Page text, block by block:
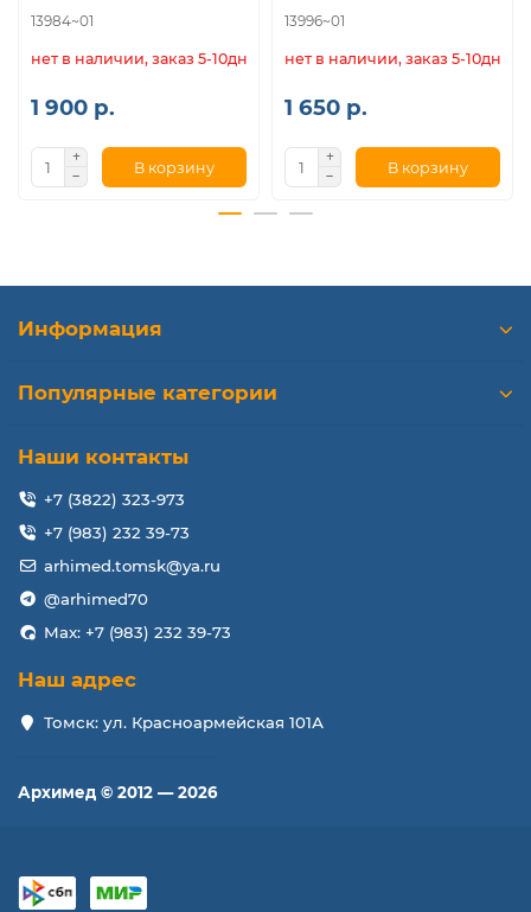
13984~01
нет в наличии, заказ 5-10дн.
1 900 р.
В корзину
13996~01
нет в наличии, заказ 5-10дн.
1 650 р.
В корзину
Информация
Популярные категории
Наши контакты
+7 (3822) 323-973
+7 (983) 232 39-73
arhimed.tomsk@ya.ru
@arhimed70
Max: +7 (983) 232 39-73
Наш адрес
Томск: ул. Красноармейская 101А
Архимед © 2012 — 2026